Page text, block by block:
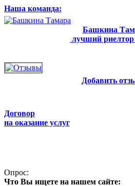
Наша команда:
Башкина
лучший риелтор
Добавить
Договор
на оказание услуг
Опрос:
Что Вы ищете на нашем сайте: